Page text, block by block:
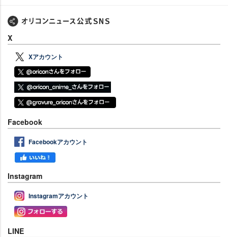
X
Xアカウント
Facebook
Facebookアカウント
Instagram
Instagramアカウント
LINE